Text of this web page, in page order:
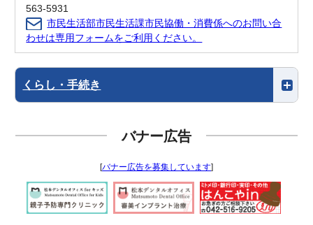
563-5931
市民生活部市民生活課市民協働・消費係へのお問い合
わせは専用フォームをご利用ください。
くらし・手続き
バナー広告
[バナー広告を募集しています]